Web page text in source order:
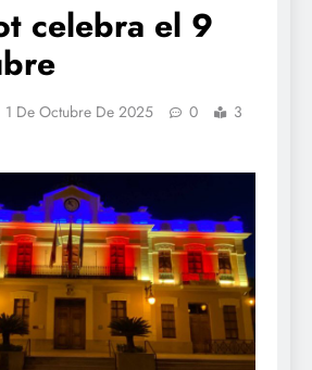
celebra el 9
1 De Octubre De 2025 0
3